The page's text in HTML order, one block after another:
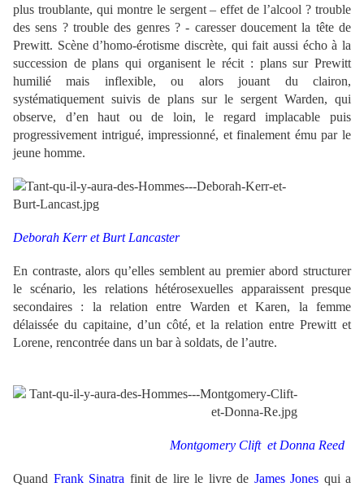
plus troublante, qui montre le sergent – effet de l’alcool ? trouble
des sens ? trouble des genres ? - caresser doucement la tête de
Prewitt. Scène d’homo-érotisme discrète, qui fait aussi écho à la
succession de plans qui organisent le récit : plans sur Prewitt
humilié mais inflexible, ou alors jouant du clairon,
systématiquement suivis de plans sur le sergent Warden, qui
observe, d’en haut ou de loin, le regard implacable puis
progressivement intrigué, impressionné, et finalement ému par le
jeune homme.
Deborah Kerr et Burt Lancaster
En contraste, alors qu’elles semblent au premier abord structurer
le scénario, les relations hétérosexuelles apparaissent presque
secondaires : la relation entre Warden et Karen, la femme
délaissée du capitaine, d’un côté, et la relation entre Prewitt et
Lorene, rencontrée dans un bar à soldats, de l’autre.
Montgomery Clift et Donna Reed
Quand Frank Sinatra finit de lire le livre de James Jones qui a